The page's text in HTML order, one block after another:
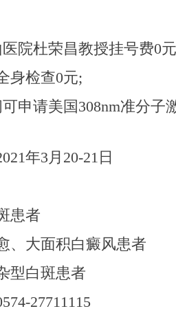
杜荣昌教授挂号费0元
检查0元;
请美国308nm准分子
年3月20-21日
患者
大面积白癜风患者
白斑患者
27711115